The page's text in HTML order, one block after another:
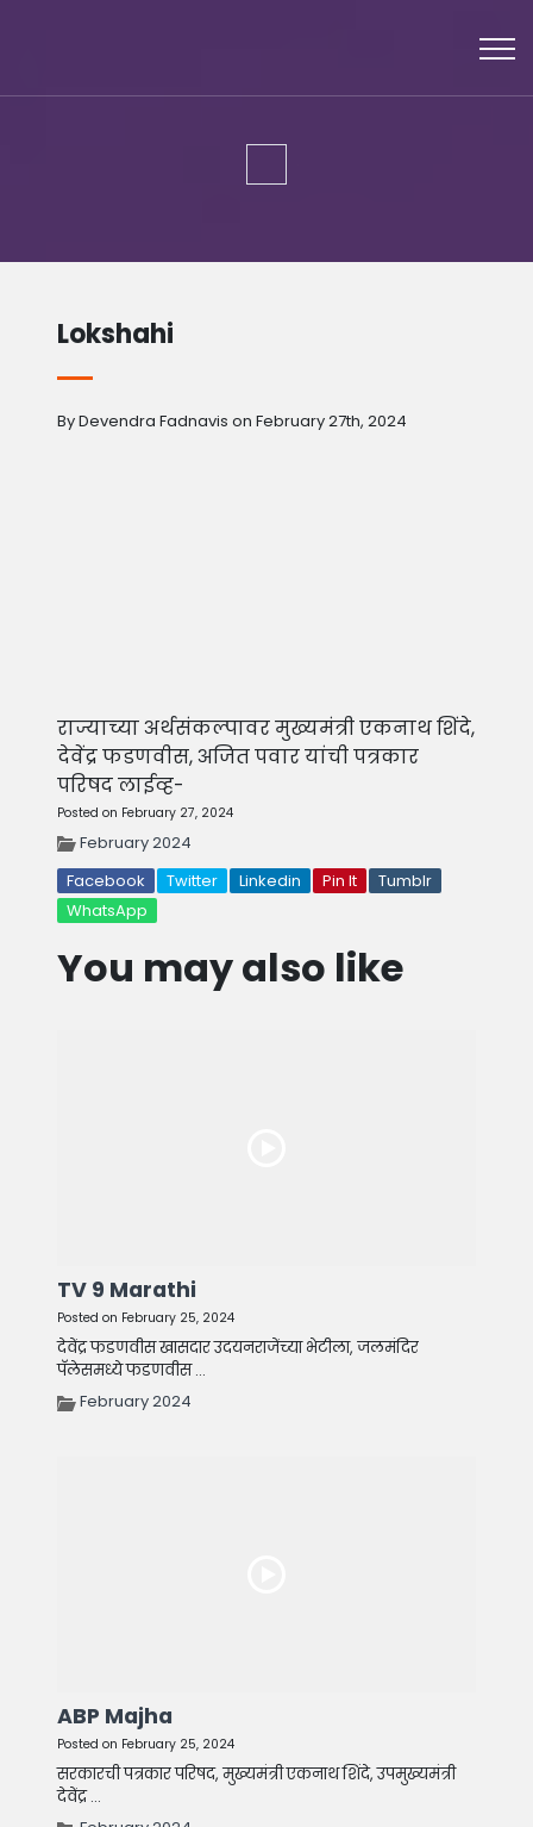
Lokshahi
By Devendra Fadnavis on February 27th, 2024
राज्याच्या अर्थसंकल्पावर मुख्यमंत्री एकनाथ शिंदे,
देवेंद्र फडणवीस, अजित पवार यांची पत्रकार
परिषद लाईव्ह-
Posted on February 27, 2024
February 2024
Facebook
Twitter Linkedin Pin It
Tumblr
WhatsApp
You may also like
TV 9 Marathi
Posted on February 25, 2024
देवेंद्र फडणवीस खासदार उदयनराजेंच्या भेटीला, जलमंदिर
पॅलेसमध्ये फडणवीस ...
February 2024
ABP Majha
Posted on February 25, 2024
सरकारची पत्रकार परिषद, मुख्यमंत्री एकनाथ शिंदे, उपमुख्यमंत्री
देवेंद्र ...